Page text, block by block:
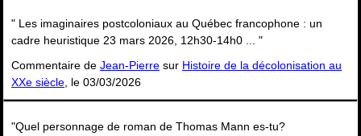
" Les imaginaires postcoloniaux au Québec francophone : un
cadre heuristique 23 mars 2026, 12h30-14h0 ... "
Commentaire de Jean-Pierre sur Histoire de la décolonisation au
XXe siècle , le 03/03/2026
"Quel personnage de roman de Thomas Mann es-tu?